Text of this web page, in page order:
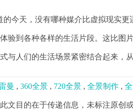
今天，没有哪种媒介比虚拟现实
验到各种各样的生活片段。这比图
与人们的生活场景紧密结合起来，
曼 , 360全景 , 720全景 , 全景制作 ,
文目的在于传递信息，未标注原创